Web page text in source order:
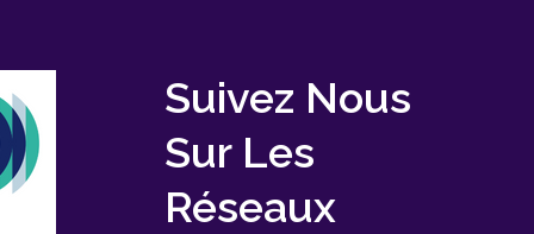
Suivez Nous
Sur Les
Réseaux